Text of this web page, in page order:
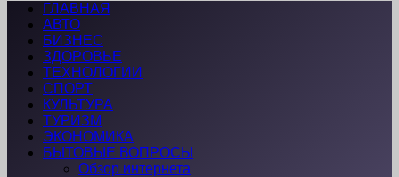
ГЛАВНАЯ
АВТО
БИЗНЕС
ЗДОРОВЬЕ
ТЕХНОЛОГИИ
СПОРТ
КУЛЬТУРА
ТУРИЗМ
ЭКОНОМИКА
БЫТОВЫЕ ВОПРОСЫ
Обзор интернета